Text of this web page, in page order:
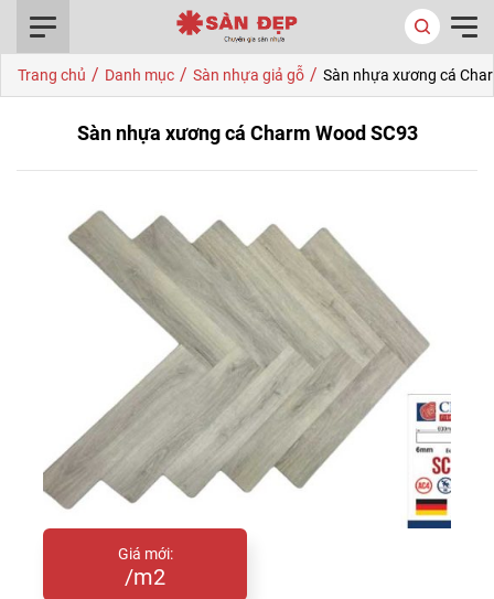
Trang chủ / Danh mục / Sàn nhựa giả gỗ / Sàn nhựa xương cá
Sàn nhựa xương cá Charm Wood SC93
Giá mới:
/m2